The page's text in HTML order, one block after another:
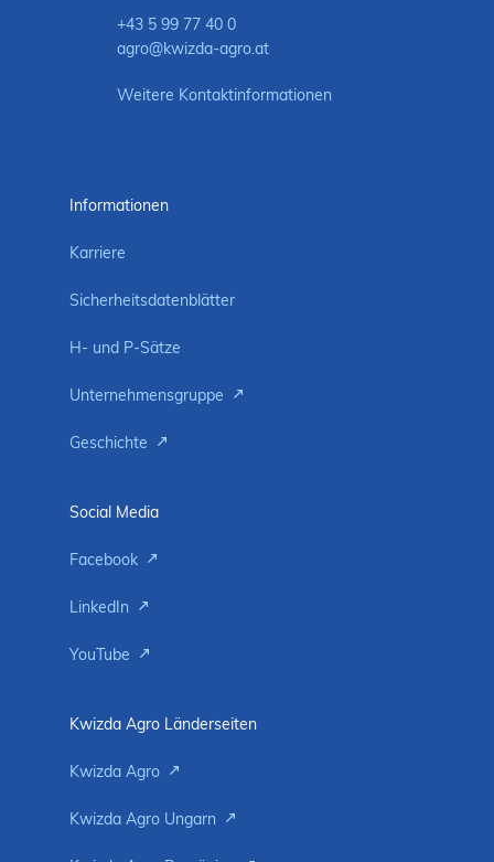
+43 5 99 77 40 0
agro@kwizda-agro.at
Weitere Kontaktinformationen
Informationen
Karriere
Sicherheitsdatenblätter
H- und P-Sätze
Unternehmensgruppe
Geschichte
Social Media
Facebook
LinkedIn
YouTube
Kwizda Agro Länderseiten
Kwizda Agro
Kwizda Agro Ungarn